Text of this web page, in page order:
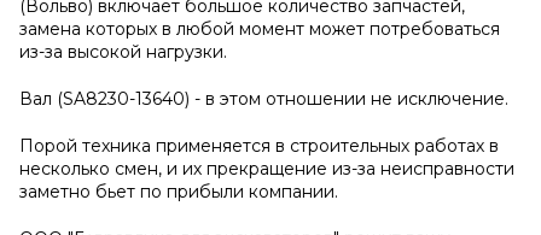
(Вольво) включает большое количество запчастей,
замена которых в любой момент может потребоваться
из-за высокой нагрузки.
Вал (SA8230-13640) - в этом отношении не исключение.
Порой техника применяется в строительных работах в
несколько смен, и их прекращение из-за неисправности
заметно бьет по прибыли компании.